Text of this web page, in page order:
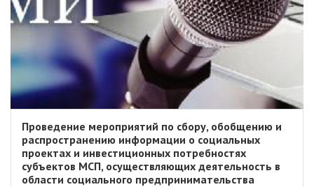
Проведение мероприятий по сбору, обобщению и
распространению информации о социальных
проектах и инвестиционных потребностях
субъектов МСП, осуществляющих деятельность в
области социального предпринимательства